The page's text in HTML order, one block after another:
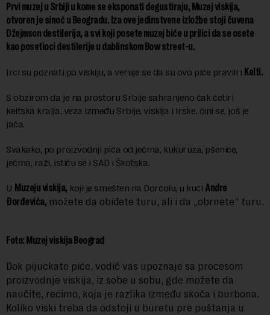
Prvi muzej u Srbiji u kome se eksponati degustiraju, Muzej viskija,
otvoren je sinoć u Beogradu. Iza ove jedinstvene izložbe stoji čuvena
Džejmson destilerija, a svi koji posete muzej biće u prilici da se osete
kao posetioci destilerije u dablinskom Bow street-u.
Irci su poznati po viskiju, a veruje se da su ovo piće pravili i Kelti.
S obzirom da je na prostoru Srbije sahranjeno čak četiri
keltska kralja, veza između Srbije, viskija i Irske, čini se, još je
jača.
Svakako, po proizvodnji pića od ječma, kukuruza, pšenice,
ječma, raži, ističu se i SAD i Škotska.
U Muzeju viskija, koji je smešten na Dorćolu, u kući Andre
Đorđevića, možete da obiđete turu, ali i da „obrnete“ turu.
Foto: Muzej viskija Beograd
Dok pijuckate piće, vodič vas upoznaje sa procesom
proizvodnje viskija, iz sobe u sobu, gde možete da
naučite, recimo, koja je razlika između skoča i burbona.
Koliko viski treba da odstoji u buretu pre puštanja u